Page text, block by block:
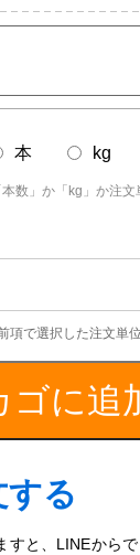
本 kg
本数」か「kg」か注
ゴに追
る
と、LINEからで